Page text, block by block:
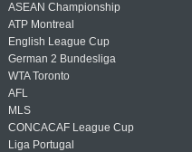
ASEAN Championship
ATP Montreal
English League Cup
German 2 Bundesliga
WTA Toronto
AFL
MLS
CONCACAF League Cup
Liga Portugal